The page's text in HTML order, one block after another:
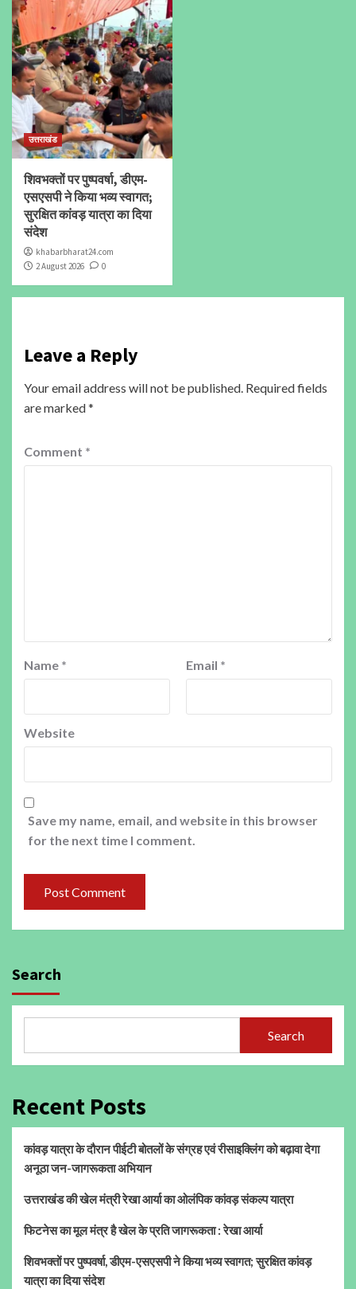
उत्तराखंड
शिवभक्तों पर पुष्पवर्षा, डीएम-
एसएसपी ने किया भव्य स्वागत;
सुरक्षित कांवड़ यात्रा का दिया
संदेश
khabarbharat24.com
2 August 2026
0
Leave a Reply
Your email address will not be published. Required fields
are marked*
Comment *
Name * Email *
Website
Save my name, email, and website in this browser
for the next time I comment.
Search
Search
Recent Posts
कांवड़ यात्रा के दौरान पीईटी बोतलों के संग्रह एवं रीसाइक्लिंग को बढ़ावा देगा
अनूठा जन-जागरूकता अभियान
उत्तराखंड की खेल मंत्री रेखा आर्या का ओलंपिक कांवड़ संकल्प यात्रा
फिटनेस का मूल मंत्र है खेल के प्रति जागरूकता : रेखा आर्या
शिवभक्तों पर पुष्पवर्षा, डीएम-एसएसपी ने किया भव्य स्वागत; सुरक्षित कांवड़
यात्रा का दिया संदेश